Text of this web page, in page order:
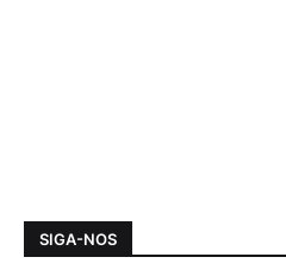
SIGA-NOS